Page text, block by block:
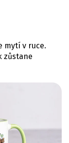
mytí v ruce.
zůstane